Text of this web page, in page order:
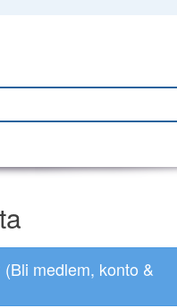
medlem, konto &